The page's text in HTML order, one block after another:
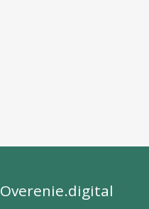
Overenie.digital